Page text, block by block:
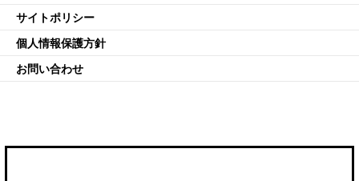
サイトポリシー
個人情報保護方針
お問い合わせ